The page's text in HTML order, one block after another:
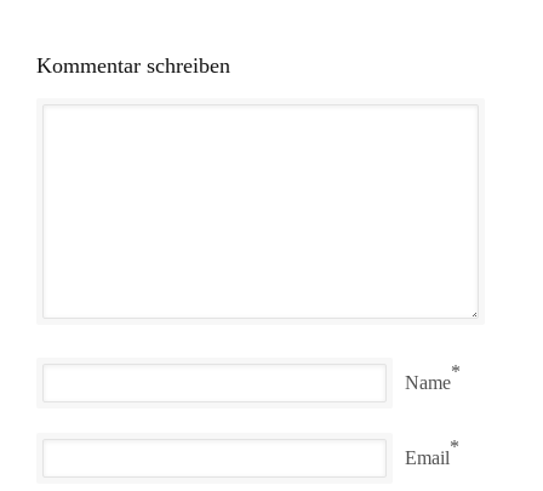
Kommentar schreiben
Name
*
Email
*